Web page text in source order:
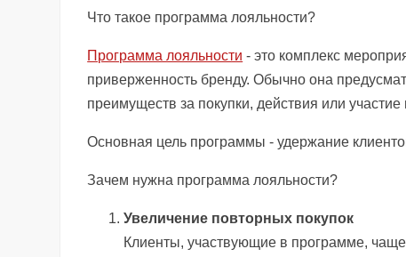
Что такое программа лояльности?
Программа лояльности - это комплекс
приверженность бренду. Обычно она
преимуществ за покупки, действия или
Основная цель программы - удержание
Зачем нужна программа лояльности?
Увеличение повторных покупок
Клиенты, участвующие в программе,